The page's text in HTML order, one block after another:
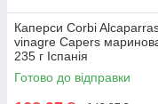
Каперси Corbi
vinagre Capers
235 г Іспанія
Готово до відправки